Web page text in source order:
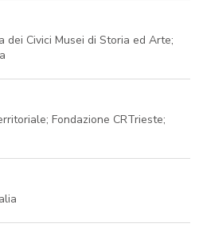
dei Civici Musei di Storia ed Arte;
Fondazione CRTrieste;